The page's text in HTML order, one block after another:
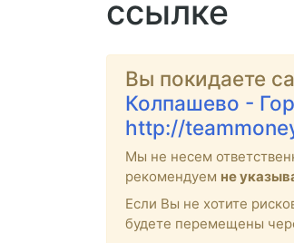
ссылке
Вы покидаете
Колпашево -
http://
Мы не несем
рекомендуем не
Если Вы не хотите
будете перемещены